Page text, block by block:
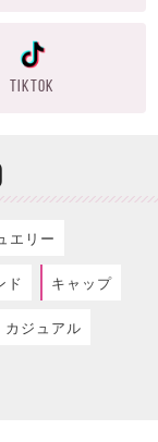
TIKTOK
エリー
ド キャップ
カジュアル